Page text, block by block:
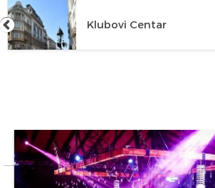
Klubovi Centar